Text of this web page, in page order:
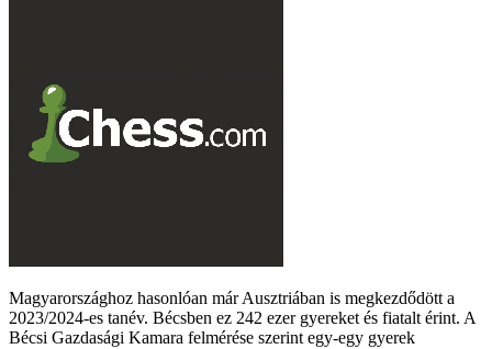
Magyarországhoz hasonlóan már Ausztriában is megkezdődött a
2023/2024-es tanév. Bécsben ez 242 ezer gyereket és fiatalt érint. A
Bécsi Gazdasági Kamara felmérése szerint egy-egy gyerek